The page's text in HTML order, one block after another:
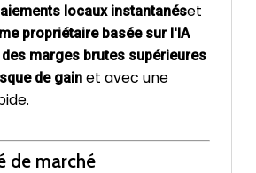
locaux instantanéset
propriétaire basée sur l'IA
des marges brutes supérieures
de gainet avec une
de marché